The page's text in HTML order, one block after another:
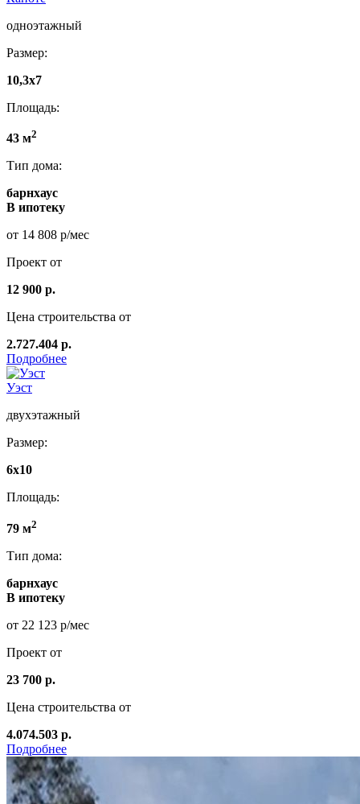
одноэтажный
Размер:
10,3х7
Площадь:
43 м2
Тип дома:
барнхаус
В ипотеку
от 14 808 р/мес
Проект от
12 900 р.
Цена строительства от
2.727.404 р.
Подробнее
Уэст
двухэтажный
Размер:
6х10
Площадь:
79 м2
Тип дома:
барнхаус
В ипотеку
от 22 123 р/мес
Проект от
23 700 р.
Цена строительства от
4.074.503 р.
Подробнее